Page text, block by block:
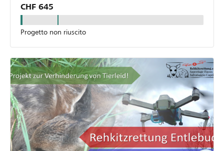
CHF 645
Progetto non riuscito